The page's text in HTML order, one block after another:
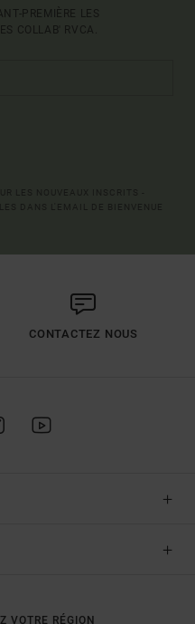
PREMIÈRE LES
COLLAB' RVCA.
CONTACTEZ NOUS
VOTRE RÉGION